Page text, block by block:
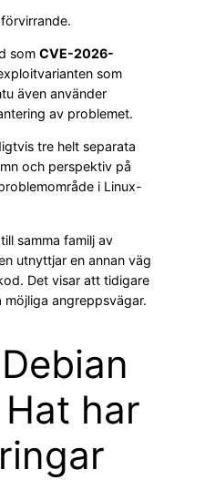
som CVE-2026-
som
även använder
av problemet.
tre helt separata
och perspektiv på
i Linux-
samma familj av
utnyttjar en annan väg
Det visar att tidigare
angreppsvägar.
har